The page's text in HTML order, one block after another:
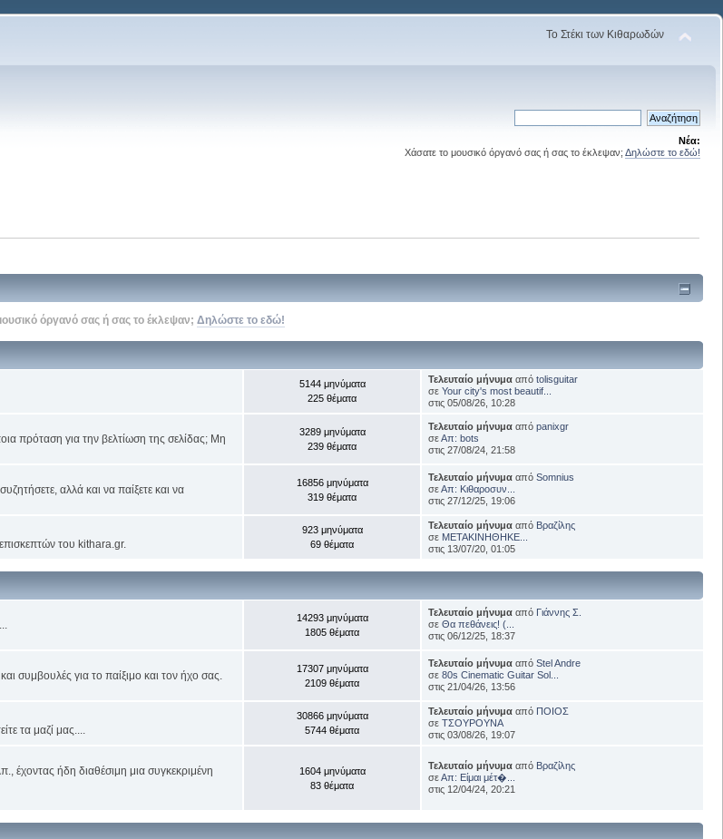
Το Στέκι των Κιθαρωδών
Νέα:
Χάσατε το μουσικό όργανό σας ή σας το έκλεψαν; Δηλώστε το εδώ!
του kithara.gr στοfacebook, στοtwitter, και στο youtube
5144 μηνύματα
225 θέματα
Τελευταίο μήνυμα απόtolisguitar
σεYour city's most beautif...
στις 05/08/26, 10:28
πρόταση για την βελτίωση της σελίδας; Μη
3289 μηνύματα
239 θέματα
Τελευταίο μήνυμα απόpanixgr
σεΑπ: bots
στις 27/08/24, 21:58
αλλά και να παίξετε και να
16856 μηνύματα
319 θέματα
Τελευταίο μήνυμα απόSomnius
σεΑπ: Κιθαροσυν...
στις 27/12/25, 19:06
του kithara.gr.
923 μηνύματα
69 θέματα
Τελευταίο μήνυμα από Βραζίλης
σε ΜΕΤΑΚΙΝΗΘΗΚΕ...
στις 13/07/20, 01:05
14293 μηνύματα
1805 θέματα
Τελευταίο μήνυμα από Γιάννης Σ.
σεΘα πεθάνεις! (...
στις 06/12/25, 18:37
συμβουλές για το παίξιμο και τον ήχο σας.
17307 μηνύματα
2109 θέματα
Τελευταίο μήνυμα απόStel Andre
σε80s Cinematic Guitar Sol...
στις 21/04/26, 13:56
τα μαζί μας....
30866 μηνύματα
5744 θέματα
Τελευταίο μήνυμα από ΠΟΙΟΣ
σεΤΣΟΥΡΟΥΝΑ
στις 03/08/26, 19:07
έχοντας ήδη διαθέσιμη μια συγκεκριμένη
1604 μηνύματα
83 θέματα
Τελευταίο μήνυμα από Βραζίλης
σεΑπ: Είμαι μέτ�...
στις 12/04/24, 20:21